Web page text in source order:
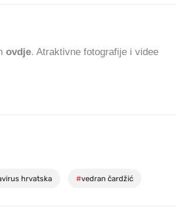
ovdje. Atraktivne fotografije i videe
hrvatska #vedran čardžić